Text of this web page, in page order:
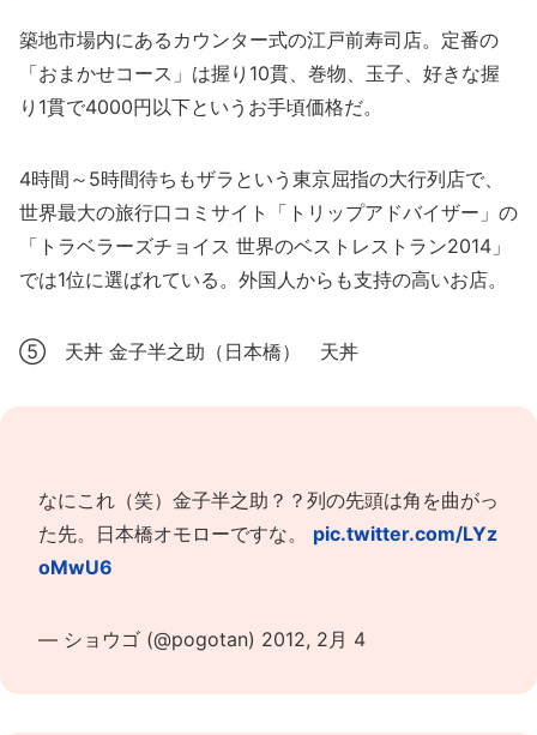
築地市場内にあるカウンター式の江戸前寿司店。定番の
「おまかせコース」は握り10貫、巻物、玉子、好きな握
り1貫で4000円以下というお手頃価格だ。
4時間～5時間待ちもザラという東京屈指の大行列店で、
世界最大の旅行口コミサイト「トリップアドバイザー」の
「トラベラーズチョイス 世界のベストレストラン2014」
では1位に選ばれている。外国人からも支持の高いお店。
⑤ 天丼 金子半之助（日本橋） 天丼
なにこれ（笑）金子半之助？？列の先頭は角を曲がっ
た先。日本橋オモローですな。 pic.twitter.com/LYz
oMwU6
— ショウゴ (@pogotan) 2012, 2月 4